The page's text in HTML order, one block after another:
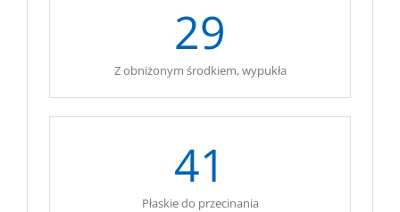
29
Z obniżonym środkiem, wypukła
41
Płaskie do przecinania